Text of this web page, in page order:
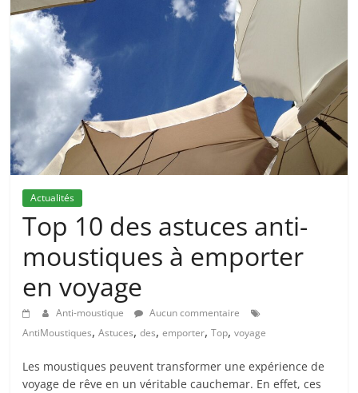
Actualités
Top 10 des astuces anti-
moustiques à emporter
en voyage
Anti-moustique
Aucun commentaire
AntiMoustiques,Astuces,des,emporter,Top,voyage
Les moustiques peuvent transformer une expérience de
voyage de rêve en un véritable cauchemar. En effet, ces